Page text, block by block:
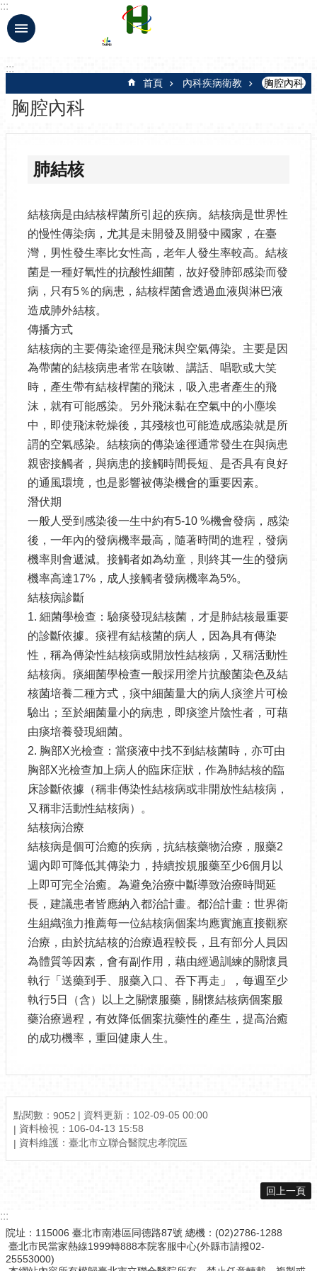
跳到主要內容區塊
:::
:::
首頁 內科疾病衛教 胸腔內科
胸腔內科
肺結核
結核病是由結核桿菌所引起的疾病。結核病是世界性
的慢性傳染病，尤其是未開發及開發中國家，在臺
灣，男性發生率比女性高，老年人發生率較高。結核
菌是一種好氧性的抗酸性細菌，故好發肺部感染而發
病，只有5％的病患，結核桿菌會透過血液與淋巴液
造成肺外結核。
傳播方式
結核病的主要傳染途徑是飛沫與空氣傳染。主要是因
為帶菌的結核病患者常在咳嗽、講話、唱歌或大笑
時，產生帶有結核桿菌的飛沫，吸入患者產生的飛
沫，就有可能感染。另外飛沫黏在空氣中的小塵埃
中，即使飛沫乾燥後，其殘核也可能造成感染就是所
謂的空氣感染。結核病的傳染途徑通常發生在與病患
親密接觸者，與病患的接觸時間長短、是否具有良好
的通風環境，也是影響被傳染機會的重要因素。
潛伏期
一般人受到感染後一生中約有5-10 %機會發病，感染
後，一年內的發病機率最高，隨著時間的進程，發病
機率則會遞減。接觸者如為幼童，則終其一生的發病
機率高達17%，成人接觸者發病機率為5%。
結核病診斷
1. 細菌學檢查：驗痰發現結核菌，才是肺結核最重要
的診斷依據。痰裡有結核菌的病人，因為具有傳染
性，稱為傳染性結核病或開放性結核病，又稱活動性
結核病。痰細菌學檢查一般採用塗片抗酸菌染色及結
核菌培養二種方式，痰中細菌量大的病人痰塗片可檢
驗出；至於細菌量小的病患，即痰塗片陰性者，可藉
由痰培養發現細菌。
2. 胸部X光檢查：當痰液中找不到結核菌時，亦可由
胸部X光檢查加上病人的臨床症狀，作為肺結核的臨
床診斷依據（稱非傳染性結核病或非開放性結核病，
又稱非活動性結核病）。
結核病治療
結核病是個可治癒的疾病，抗結核藥物治療，服藥2
週內即可降低其傳染力，持續按規服藥至少6個月以
上即可完全治癒。為避免治療中斷導致治療時間延
長，建議患者皆應納入都治計畫。都治計畫：世界衛
生組織強力推薦每一位結核病個案均應實施直接觀察
治療，由於抗結核的治療過程較長，且有部分人員因
為體質等因素，會有副作用，藉由經過訓練的關懷員
執行「送藥到手、服藥入口、吞下再走」，每週至少
執行5日（含）以上之關懷服藥，關懷結核病個案服
藥治療過程，有效降低個案抗藥性的產生，提高治癒
的成功機率，重回健康人生。
點閱數： 9052
資料更新：102-09-05 00:00
資料檢視：106-04-13 15:58
資料維護：臺北市立聯合醫院忠孝院區
回上一頁
:::
院址：115006 臺北市南港區同德路87號 總機：(02)2786-1288
臺北市民當家熱線1999轉888本院客服中心(外縣市請撥02-
25553000)